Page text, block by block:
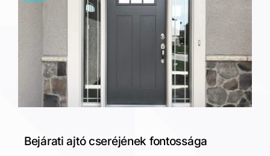
Bejárati ajtó cseréjének fontossága